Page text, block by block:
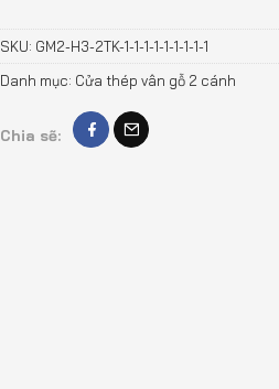
SKU: GM2-H3-2TK-1-1-1-1-1-1-1-1-1
Danh mục: Cửa thép vân gỗ 2 cánh
Chia sẽ: